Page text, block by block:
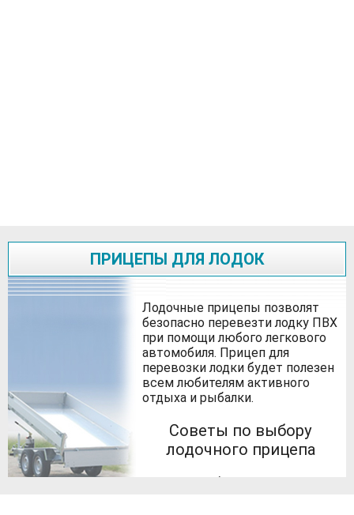
ПРИЦЕПЫ ДЛЯ ЛОДОК
Лодочные прицепы позволят
безопасно перевезти лодку ПВХ
при помощи любого легкового
автомобиля. Прицеп для
перевозки лодки будет полезен
всем любителям активного
отдыха и рыбалки.
Советы по выбору
лодочного прицепа
Многие любители